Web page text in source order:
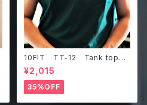
10FIT TT-12 Tank top
タンクトップ ジムウェア トレ
ーニング 筋トレ ダークグリ
ーン
¥2,015
35%OFF